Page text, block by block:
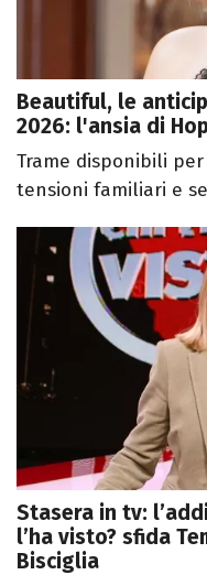
Beautiful, le
2026: l'ansia di
Trame disponibili per
tensioni familiari e
Stasera in tv:
l’ha visto? sfida
Bisciglia